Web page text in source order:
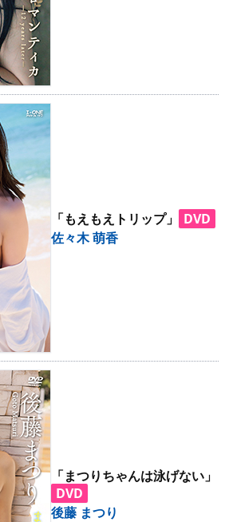
「もえもえトリップ」
DVD
佐々木 萌香
「まつりちゃんは泳げない」
DVD
後藤 まつり